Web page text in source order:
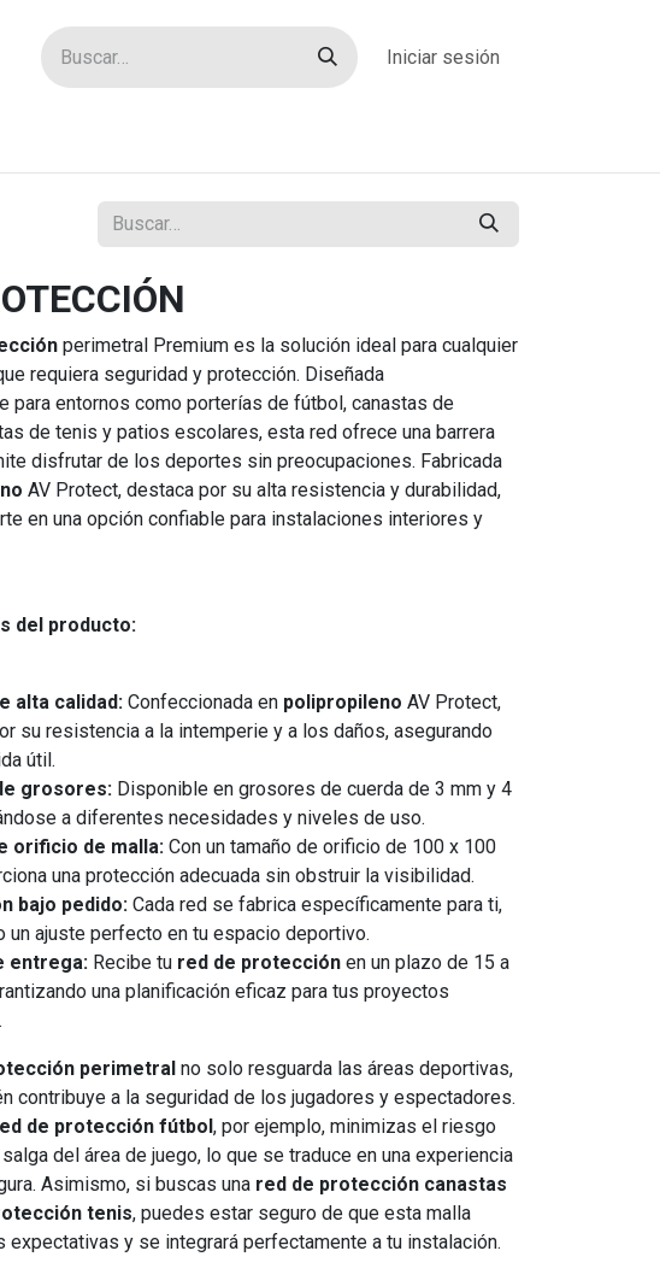
Iniciar sesión
perimetral Premium es la solución ideal para cualquier
requiera seguridad y protección. Diseñada
para entornos como porterías de fútbol, canastas de
de tenis y patios escolares, esta red ofrece una barrera
disfrutar de los deportes sin preocupaciones. Fabricada
AV Protect, destaca por su alta resistencia y durabilidad,
en una opción confiable para instalaciones interiores y
del producto:
alta calidad: Confeccionada en polipropileno AV Protect,
su resistencia a la intemperie y a los daños, asegurando
útil.
grosores: Disponible en grosores de cuerda de 3 mm y 4
a diferentes necesidades y niveles de uso.
orificio de malla: Con un tamaño de orificio de 100 x 100
una protección adecuada sin obstruir la visibilidad.
bajo pedido: Cada red se fabrica específicamente para ti,
un ajuste perfecto en tu espacio deportivo.
entrega: Recibe tu red de protección en un plazo de 15 a
una planificación eficaz para tus proyectos
perimetral no solo resguarda las áreas deportivas,
contribuye a la seguridad de los jugadores y espectadores.
de protección fútbol, por ejemplo, minimizas el riesgo
del área de juego, lo que se traduce en una experiencia
Asimismo, si buscas una red de protección canastas
tenis, puedes estar seguro de que esta malla
expectativas y se integrará perfectamente a tu instalación.